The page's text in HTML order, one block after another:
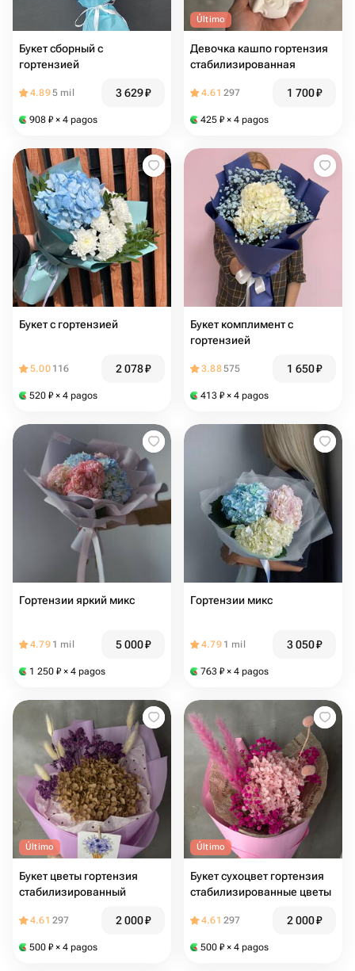
Букет сборный с
гортензией
4.895 mil 3 629₽
908 ₽ × 4 pagos
Último
Девочка кашпо гортензия
стабилизированная
4.61 297 1 700₽
425 ₽ × 4 pagos
Букет с гортензией
5.00 116 2 078₽
520 ₽ × 4 pagos
Букет комплимент с
гортензией
3.88575 1 650₽
413 ₽ × 4 pagos
Гортензии яркий микс
4.79 1 mil 5 000₽
1 250 ₽ × 4 pagos
Гортензии микс
4.79 1 mil 3 050₽
763 ₽ × 4 pagos
Último
Букет цветы гортензия
стабилизированный
4.61 297 2 000₽
500 ₽ × 4 pagos
Último
Букет сухоцвет гортензия
стабилизированные цветы
4.61 297 2 000₽
500 ₽ × 4 pagos